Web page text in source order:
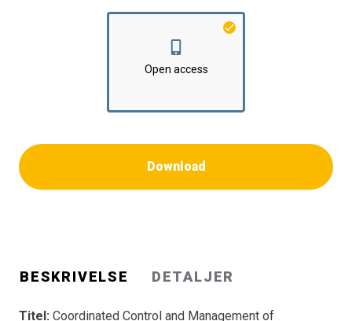
AAU Energi
Open access
Download
BESKRIVELSE DETALJER
Titel: Coordinated Control and Management of